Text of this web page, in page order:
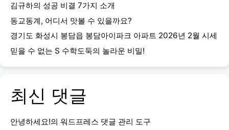
김규하의 성공 비결 7가지 소개
동교동계, 어디서 맛볼 수 있을까요?
경기도 화성시 봉담읍 봉담아이파크 아파트 2026년 2월 시세
믿을 수 없는 S 수학도둑의 놀라운 비밀!
최신 댓글
안녕하세요!의 워드프레스 댓글 관리 도구